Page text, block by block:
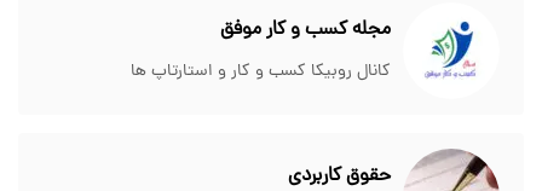
مجله کسب و کار موفق
کانال روبیکا کسب و کار و استارتاپ ها
حقوق کاربردی